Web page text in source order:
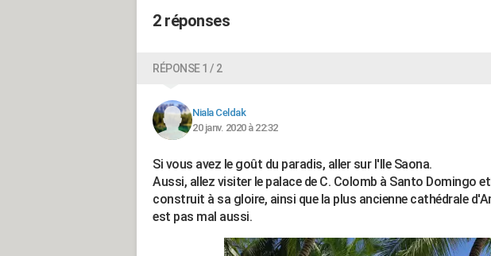
2 réponses
RÉPONSE 1 / 2
Niala Celdak
20 janv. 2020 à 22:32
Si vous avez le goût du paradis, aller sur l'Ile Saona.
Aussi, allez visiter le palace de C. Colomb à Santo Domingo
construit à sa gloire, ainsi que la plus ancienne cathédrale
est pas mal aussi.